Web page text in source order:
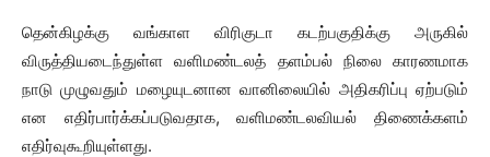
தென்கிழக்கு வங்காள விரிகுடா கடற்பகுதிக்கு அருகில்
விருத்தியடைந்துள்ள வளிமண்டலத் தளம்பல் நிலை காரணமாக
நாடு முழுவதும் மழையுடனான வானிலையில் அதிகரிப்பு ஏற்படும்
என எதிர்பார்க்கப்படுவதாக, வளிமண்டலவியல் திணைக்களம்
எதிர்வுகூறியுள்ளது.